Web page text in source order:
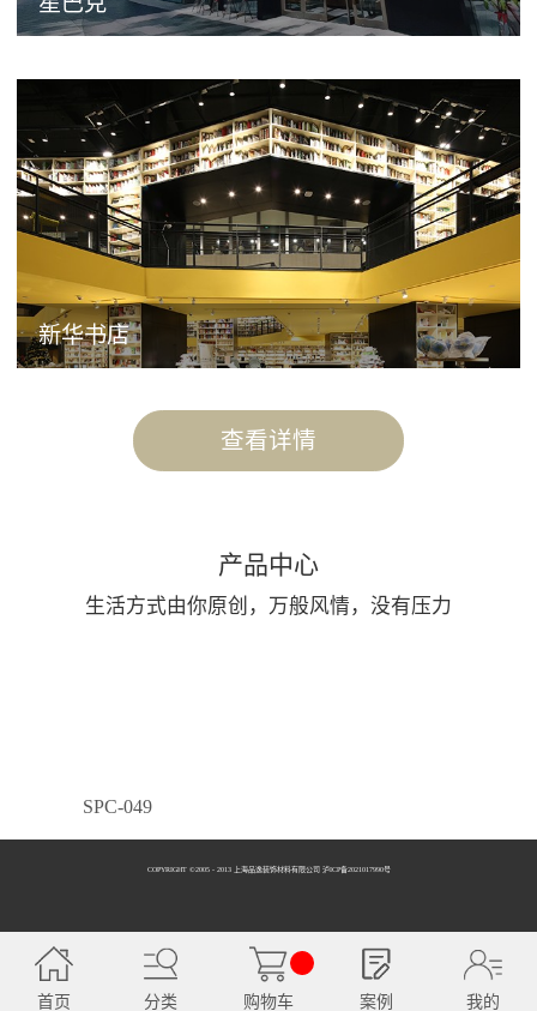
新华书店
查看详情
产品中心
生活方式由你原创，万般风情，没有压力
SPC-049
SPC-050
COPYRIGHT ©2005 - 2013 上海品逸装饰材料有限公司 泸ICP备2021017990号
首页 分类 购物车 案例 我的